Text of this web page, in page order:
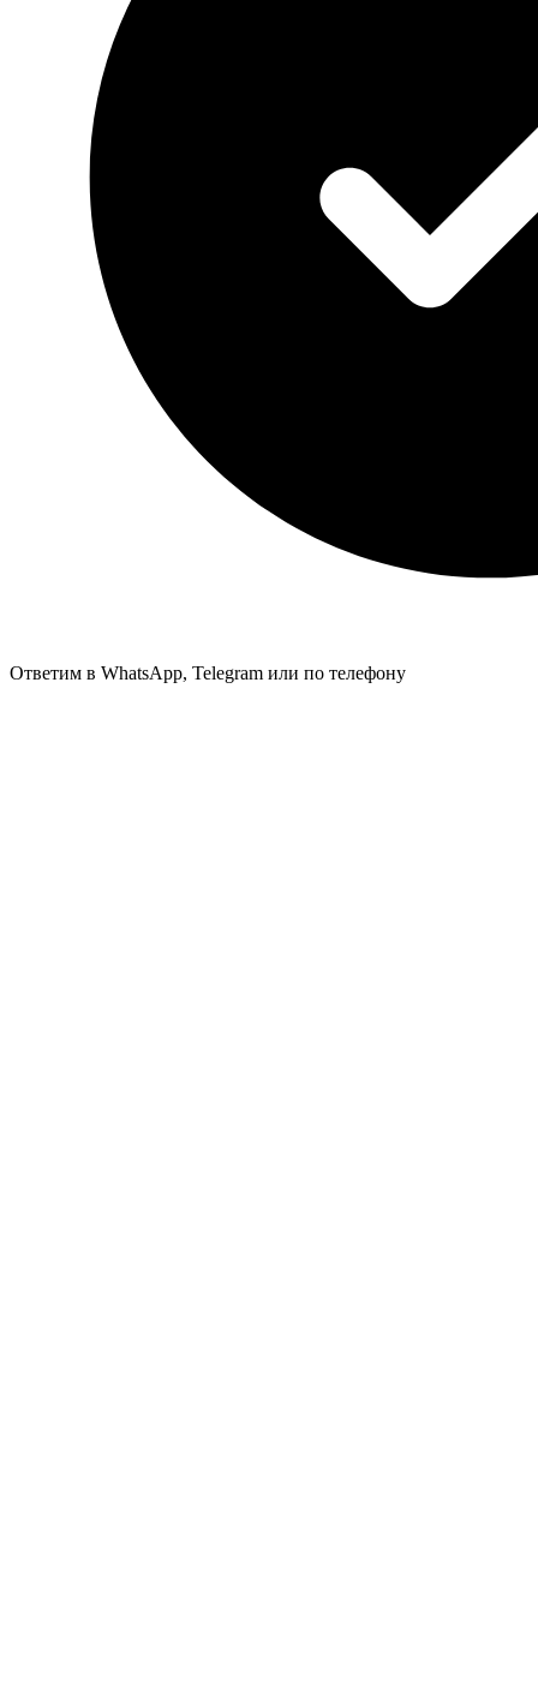
Ответим в WhatsApp, Telegram или по телефону